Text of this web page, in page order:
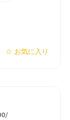
☆ お気に入り